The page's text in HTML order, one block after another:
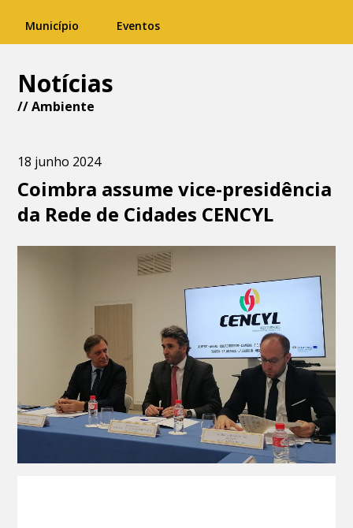
Município Eventos
Notícias
//Ambiente
18 junho 2024
Coimbra assume vice-presidência
da Rede de Cidades CENCYL